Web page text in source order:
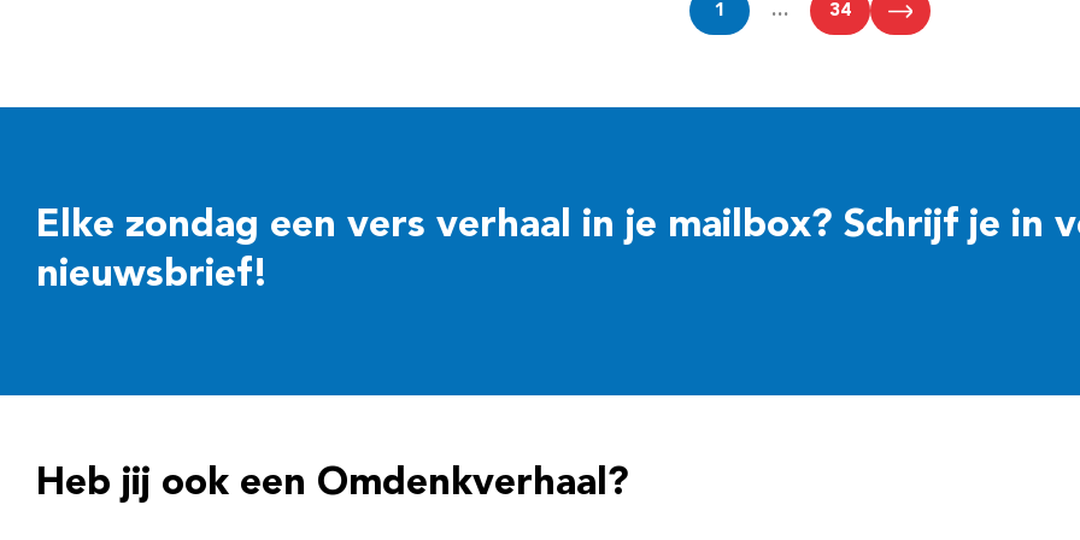
1 … 34
Elke zondag een vers verhaal in je mailbox? Schrijf je in
nieuwsbrief!
Heb jij ook een Omdenkverhaal?